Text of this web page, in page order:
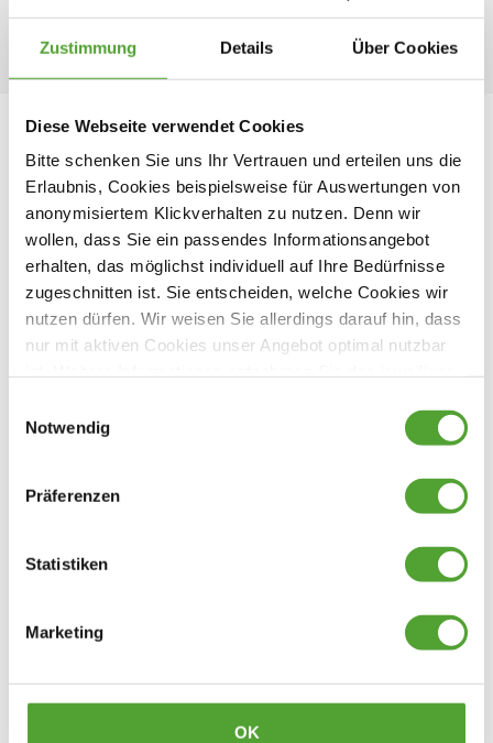
Zustimmung Details Über Cookies
Diese Webseite verwendet Cookies
Bitte schenken Sie uns Ihr Vertrauen und erteilen uns die
Erlaubnis, Cookies beispielsweise für Auswertungen von
anonymisiertem Klickverhalten zu nutzen. Denn wir
wollen, dass Sie ein passendes Informationsangebot
erhalten, das möglichst individuell auf Ihre Bedürfnisse
zugeschnitten ist. Sie entscheiden, welche Cookies wir
nutzen dürfen. Wir weisen Sie allerdings darauf hin, dass
nur mit aktiven Cookies unser Angebot optimal nutzbar
Notwendig
Präferenzen
Statistiken
Marketing
OK
Verkauf Reisemobile / Vans
Ihre Ansprechpartner
Ulrich Tenbusch
Verkauf Reisemobile
02871 95 72 - 222
02871 95 72 - 240
02871 95 72 - 235
rj(at)cc-bocholt.de